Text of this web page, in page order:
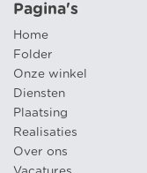
Pagina's
Home
Folder
Onze winkel
Diensten
Plaatsing
Realisaties
Over ons